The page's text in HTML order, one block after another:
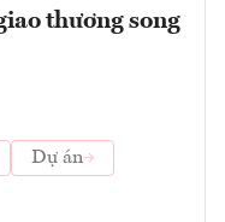
thương song
Dự án